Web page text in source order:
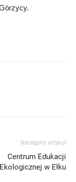
Następny artykuł
Centrum Edukacji
Ekologicznej w Ełku